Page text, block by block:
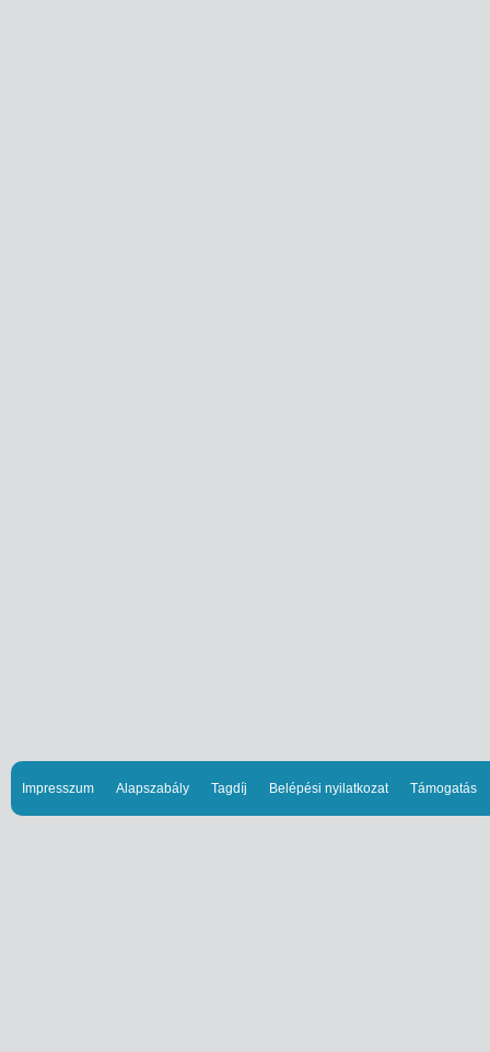
Impresszum Alapszabály Tagdíj Belépési nyilatkozat Támogatás